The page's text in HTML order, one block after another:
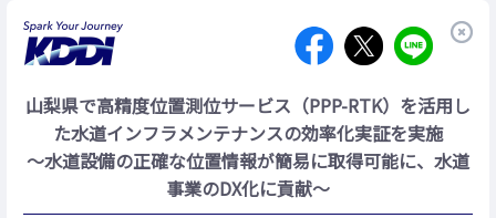
山梨県で高精度位置測位サービス（PPP-RTK）を活用し
た水道インフラメンテナンスの効率化実証を実施
～水道設備の正確な位置情報が簡易に取得可能に、水道
事業のDX化に貢献～